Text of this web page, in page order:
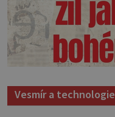
Vesmír a technologie